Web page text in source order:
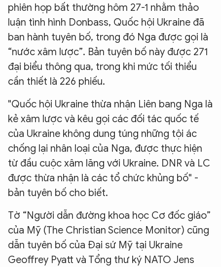
phiên họp bất thường hôm 27-1 nhằm thảo
luận tình hình Donbass, Quốc hội Ukraine đã
ban hành tuyên bố, trong đó Nga được gọi là
“nước xâm lược”. Bản tuyên bố này được 271
đại biểu thông qua, trong khi mức tối thiểu
cần thiết là 226 phiếu.
"Quốc hội Ukraine thừa nhận Liên bang Nga là
kẻ xâm lược và kêu gọi các đối tác quốc tế
của Ukraine không dung túng những tội ác
chống lại nhân loại của Nga, được thực hiện
từ đầu cuộc xâm lăng với Ukraine. DNR và LC
được thừa nhận là các tổ chức khủng bố" -
bản tuyên bố cho biết.
Tờ “Người dẫn đường khoa học Cơ đốc giáo”
của Mỹ (The Christian Science Monitor) cũng
dẫn tuyên bố của Đại sứ Mỹ tại Ukraine
Geoffrey Pyatt và Tổng thư ký NATO Jens